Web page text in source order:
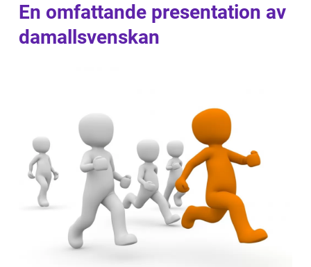
En omfattande presentation av
damallsvenskan